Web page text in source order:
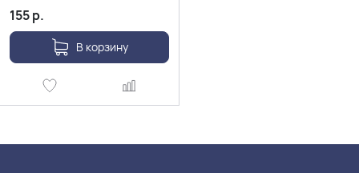
155р.
В корзину